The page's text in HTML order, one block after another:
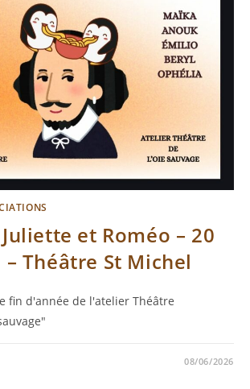
et Roméo – 20
Théâtre St Michel
fin d'année de l'atelier Théâtre
08/06/2026